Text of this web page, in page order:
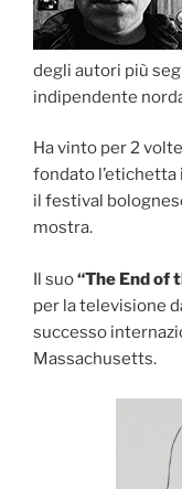
degli autori più
indipendente
Ha vinto per 2
fondato l’etichetta
il festival
mostra.
Il suo“The End of
per la televisione
successo
Massachusetts.